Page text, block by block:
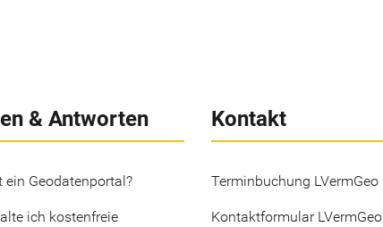
& Antworten
ein Geodatenportal?
ich kostenfreie
Kontakt
Terminbuchung LVermGeo
Kontaktformular LVermGeo